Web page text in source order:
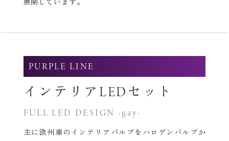
展開しています。
PURPLE LINE
インテリアLEDセット
FULL LED DESIGN -gay-
主に欧州車のインテリアバルブをハロゲンバルブか